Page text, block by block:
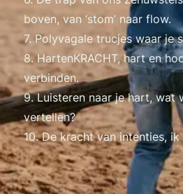
boven, van ‘stom’ naar flow.
7. Polyvagale trucjes waar je
8. HartenKRACHT, hart en
verbinden.
9. Luisteren naar je hart, wat
vertellen?
10. De kracht van intenties,